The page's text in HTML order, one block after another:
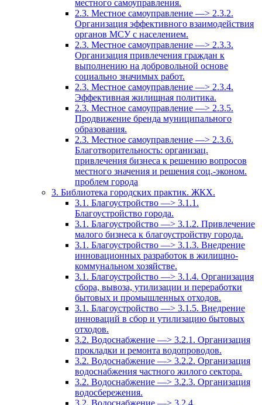
местного самоуправления.
2.3. Местное самоуправление —> 2.3.2.
Организация эффективного взаимодействия
органов МСУ с населением.
2.3. Местное самоуправление —> 2.3.3.
Организация привлечения граждан к
выполнению на добровольной основе
социально значимых работ.
2.3. Местное самоуправление —> 2.3.4.
Эффективная жилищная политика.
2.3. Местное самоуправление —> 2.3.5.
Продвижение бренда муниципального
образования.
2.3. Местное самоуправление —> 2.3.6.
Благотворительность: организац.
привлечения бизнеса к решению вопросов
местного значения и решения соц.-эконом.
проблем города
3. Библиотека городских практик. ЖКХ.
3.1. Благоустройство —> 3.1.1.
Благоустройство города.
3.1. Благоустройство —> 3.1.2. Привлечение
малого бизнеса к благоустройству города.
3.1. Благоустройство —> 3.1.3. Внедрение
инновационных разработок в жилищно-
коммунальном хозяйстве.
3.1. Благоустройство —> 3.1.4. Организация
сбора, вывоза, утилизации и переработки
бытовых и промышленных отходов.
3.1. Благоустройство —> 3.1.5. Внедрение
инноваций в сбор и утилизацию бытовых
отходов.
3.2. Водоснабжение —> 3.2.1. Организация
прокладки и ремонта водопроводов.
3.2. Водоснабжение —> 3.2.2. Организация
водоснабжения частного жилого сектора.
3.2. Водоснабжение —> 3.2.3. Организация
водосбережения.